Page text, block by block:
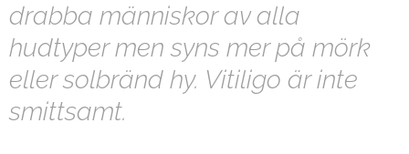
drabba människor av alla
hudtyper men syns mer på mörk
eller solbränd hy. Vitiligo är inte
smittsamt.